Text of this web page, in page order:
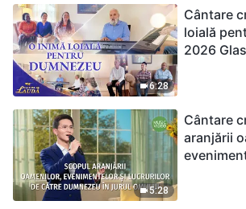
6:28
Cântare
loială
2026
5:28
Cântare
aranjării